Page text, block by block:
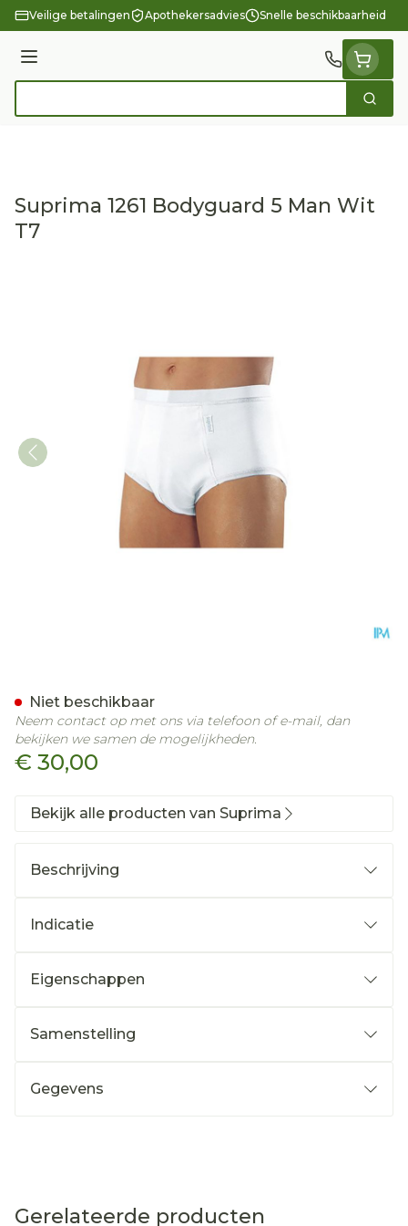
Ga naar de inhoud
Veilige betalingen Apothekersadvies Snelle beschikbaarheid
Menu
Zoek
Suprima 1261 Bodyguard 5 Man Wit
T7
€ 30,00
Niet beschikbaar
Neem contact op met ons via telefoon of e-mail, dan
bekijken we samen de mogelijkheden.
Bekijk alle producten van Suprima
Beschrijving
Indicatie
Eigenschappen
Samenstelling
Gegevens
Gerelateerde producten